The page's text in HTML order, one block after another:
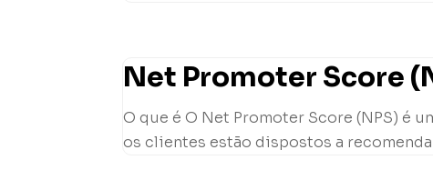
Net Promoter Score
O que é O Net Promoter Score (NPS) é
os clientes estão dispostos a